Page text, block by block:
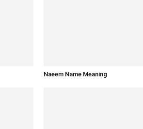
Naeem Name Meaning